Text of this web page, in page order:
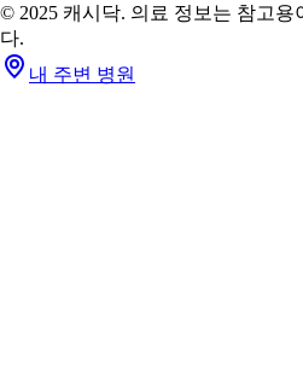
© 2025 캐시닥. 의료 정보는 참고용
다.
내 주변 병원